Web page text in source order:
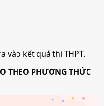
vào kết quả thi THPT.
THEO PHƯƠNG THỨC